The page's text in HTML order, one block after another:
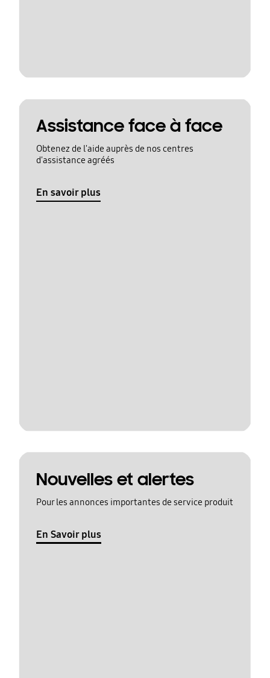
Assistance face à face
Obtenez de l'aide auprès de nos centres
d'assistance agréés
En savoir plus
Nouvelles et alertes
Pour les annonces importantes de service produit
En Savoir plus